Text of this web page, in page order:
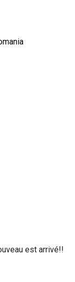
est arrivé!!